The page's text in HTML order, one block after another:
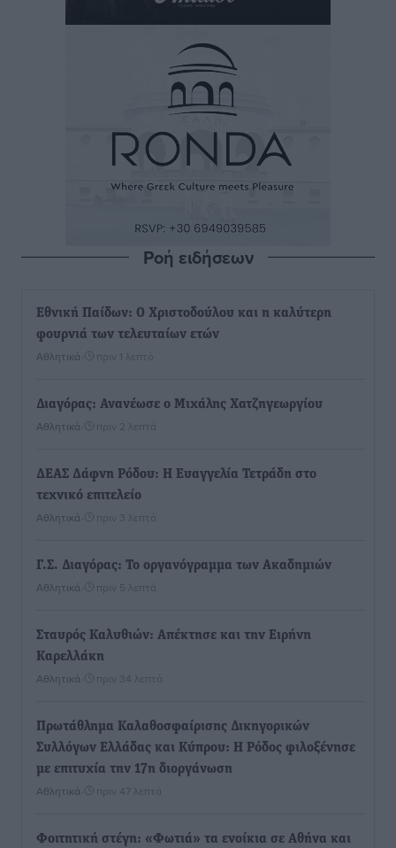
Ροή ειδήσεων
Εθνική Παίδων: Ο Χριστοδούλου και η καλύτερη
φουρνιά των τελευταίων ετών
Αθλητικά πριν 1 λεπτό
Διαγόρας: Ανανέωσε ο Μιχάλης Χατζηγεωργίου
Αθλητικά πριν 2 λεπτά
ΔΕΑΣ Δάφνη Ρόδου: Η Ευαγγελία Τετράδη στο
τεχνικό επιτελείο
Αθλητικά πριν 3 λεπτά
Γ.Σ. Διαγόρας: Το οργανόγραμμα των Ακαδημιών
Αθλητικά πριν 5 λεπτά
Σταυρός Καλυθιών: Απέκτησε και την Ειρήνη
Καρελλάκη
Αθλητικά πριν 34 λεπτά
Πρωτάθλημα Καλαθοσφαίρισης Δικηγορικών
Συλλόγων Ελλάδας και Κύπρου: Η Ρόδος φιλοξένησε
με επιτυχία την 17η διοργάνωση
Αθλητικά πριν 47 λεπτά
Φοιτητική στέγη: «Φωτιά» τα ενοίκια σε Αθήνα και